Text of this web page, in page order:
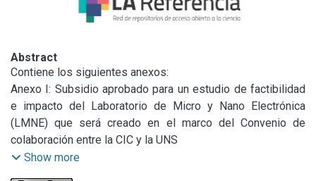
Abstract
Contiene los siguientes anexos:
Anexo I: Subsidio aprobado para un estudio de factibilidad
e impacto del Laboratorio de Micro y Nano Electrónica
(LMNE) que será creado en el marco del Convenio de
colaboración entre la CIC y la UNS
Anexo II, III: Proyectos de Mejora Tecnológica aprobados.
Show more